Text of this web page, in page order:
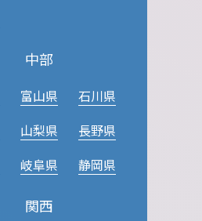
中部
富山県
石川県
山梨県
長野県
岐阜県 静岡県
関西